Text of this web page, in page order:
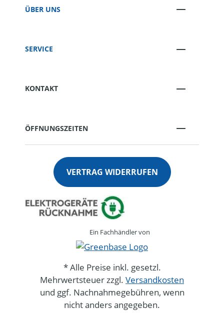
ÜBER UNS
SERVICE
KONTAKT
ÖFFNUNGSZEITEN
VERTRAG WIDERRUFEN
Ein Fachhändler von
* Alle Preise inkl. gesetzl.
Mehrwertsteuer zzgl. Versandkosten
und ggf. Nachnahmegebühren, wenn
nicht anders angegeben.